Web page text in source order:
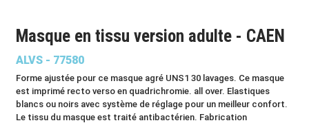
Masque en tissu version adulte - CAEN
ALVS - 77580
Forme ajustée pour ce masque agré UNS1 30 lavages. Ce masque
est imprimé recto verso en quadrichromie. all over. Elastiques
blancs ou noirs avec système de réglage pour un meilleur confort.
Le tissu du masque est traité antibactérien. Fabrication